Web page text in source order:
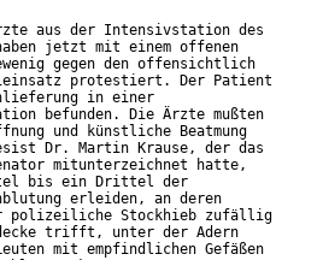
aus der Intensivstation des
jetzt mit einem offenen
gegen den offensichtlich
protestiert. Der Patient
in einer
befunden. Die Ärzte mußten
und künstliche Beatmung
Dr. Martin Krause, der das
mitunterzeichnet hatte,
bis ein Drittel der
erleiden, an deren
polizeiliche Stockhieb zufällig
trifft, unter der Adern
mit empfindlichen Gefäßen